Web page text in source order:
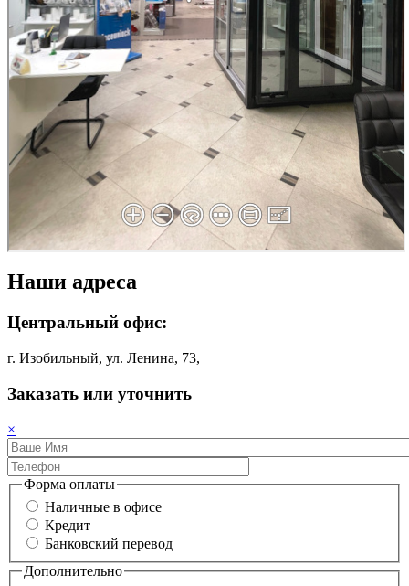
Наши адреса
Центральный офис:
г. Изобильный, ул. Ленина, 73,
Заказать или уточнить
×
Форма оплаты
Наличные в офисе
Кредит
Банковский перевод
Дополнительно